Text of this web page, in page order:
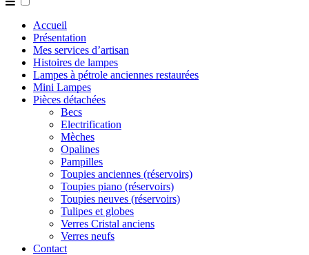
Accueil
Présentation
Mes services d’artisan
Histoires de lampes
Lampes à pétrole anciennes restaurées
Mini Lampes
Pièces détachées
Becs
Electrification
Mèches
Opalines
Pampilles
Toupies anciennes (réservoirs)
Toupies piano (réservoirs)
Toupies neuves (réservoirs)
Tulipes et globes
Verres Cristal anciens
Verres neufs
Contact